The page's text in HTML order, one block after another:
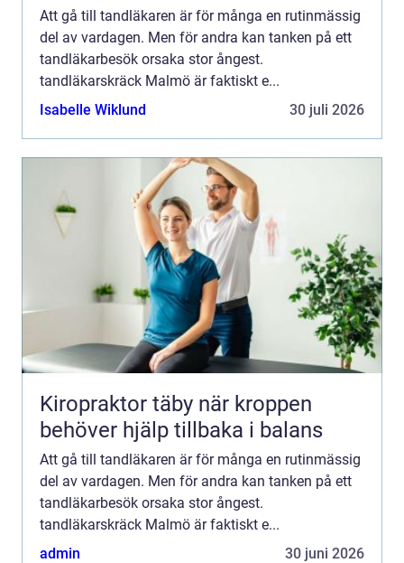
Att gå till tandläkaren är för många en rutinmässig
del av vardagen. Men för andra kan tanken på ett
tandläkarbesök orsaka stor ångest.
tandläkarskräck Malmö är faktiskt e...
Isabelle Wiklund
30 juli 2026
Kiropraktor täby när kroppen
behöver hjälp tillbaka i balans
Att gå till tandläkaren är för många en rutinmässig
del av vardagen. Men för andra kan tanken på ett
tandläkarbesök orsaka stor ångest.
tandläkarskräck Malmö är faktiskt e...
admin
30 juni 2026